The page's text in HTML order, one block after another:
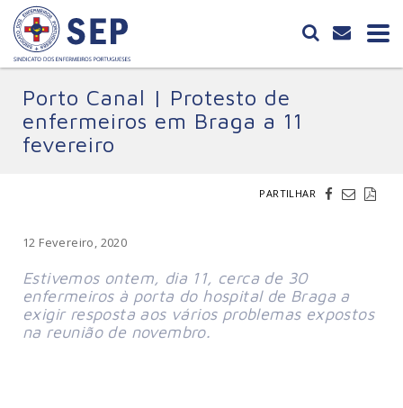
Porto Canal | Protesto de
enfermeiros em Braga a 11
fevereiro
PARTILHAR
12 Fevereiro, 2020
Estivemos ontem, dia 11, cerca de 30
enfermeiros à porta do hospital de Braga a
exigir resposta aos vários problemas expostos
na reunião de novembro.